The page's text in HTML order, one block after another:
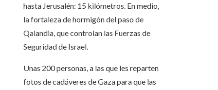
hasta Jerusalén: 15 kilómetros. En medio,
la fortaleza de hormigón del paso de
Qalandia, que controlan las Fuerzas de
Seguridad de Israel.
Unas 200 personas, a las que les reparten
fotos de cadáveres de Gaza para que las